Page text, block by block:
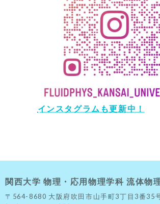
インスタグラムも更新中！
関西大学 物理・応用物理学科 流体物
〒564-8680 大阪府吹田市山手町3丁目3番35